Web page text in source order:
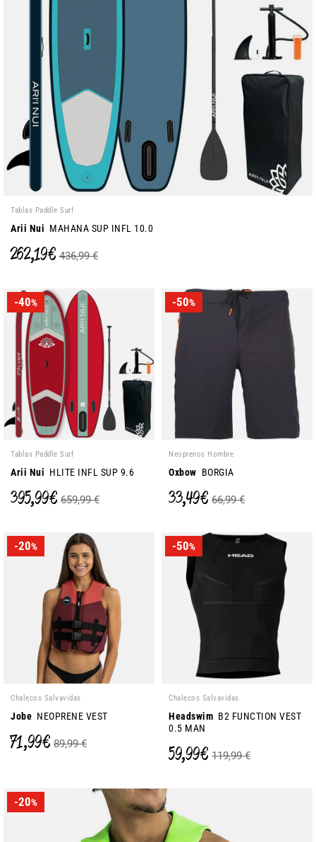
Tablas Paddle Surf
Arii Nui MAHANA SUP INFL 10.0
262,19 € 436,99 €
-40%
Tablas Paddle Surf
Arii Nui HLITE INFL SUP 9.6
395,99 € 659,99 €
-50%
Neoprenos Hombre
Oxbow BORGIA
33,49 € 66,99 €
-20%
Chalecos Salvavidas
Jobe NEOPRENE VEST
71,99 € 89,99 €
-50%
Chalecos Salvavidas
Headswim B2 FUNCTION VEST
0.5 MAN
59,99 € 119,99 €
-20%